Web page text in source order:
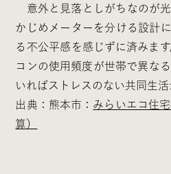
意外と見落としがちなのが
かじめメーターを分ける設計
る不公平感を感じずに済みま
コンの使用頻度が世帯で異な
いればストレスのない共同生活
出典：熊本市： みらいエコ住
算）